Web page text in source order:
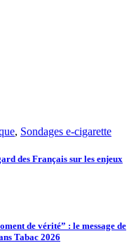
, Sondages e-cigarette
des Français sur les enjeux
de vérité” : le message de
Tabac 2026